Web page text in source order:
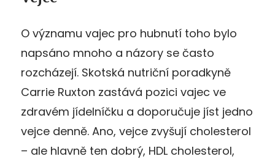
O významu vajec pro hubnutí toho bylo
napsáno mnoho a názory se často
rozcházejí. Skotská nutriční poradkyně
Carrie Ruxton zastává pozici vajec ve
zdravém jídelníčku a doporučuje jíst jedno
vejce denně. Ano, vejce zvyšují cholesterol
– ale hlavně ten dobrý, HDL cholesterol,